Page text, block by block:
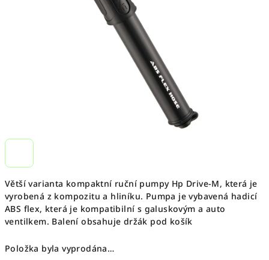
Větší varianta kompaktní ruční pumpy Hp Drive-M, která je
vyrobená z kompozitu a hliníku. Pumpa je vybavená hadicí
ABS flex, která je kompatibilní s galuskovým a auto
ventilkem. Balení obsahuje držák pod košík
Položka byla vyprodána…